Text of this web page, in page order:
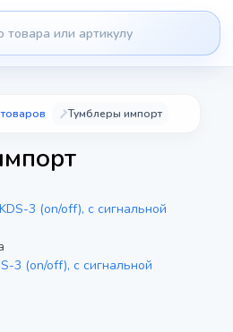
Тумблеры импорт
3 (on/off), с сигнальной